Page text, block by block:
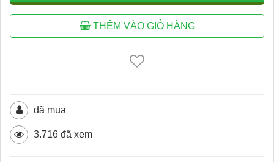
THÊM VÀO GIỎ HÀNG
đã mua
3.716 đã xem